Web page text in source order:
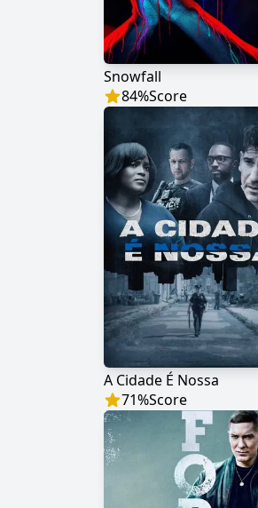
Snowfall
84%Score
A Cidade É Nossa
71%Score